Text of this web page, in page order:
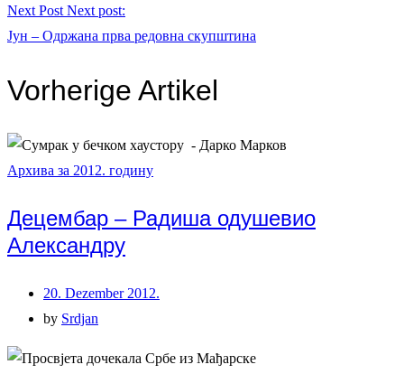
Next Post Next post:
Јун – Одржана прва редовна скупштина
Vorherige Artikel
Архива за 2012. годину
Децембар – Радиша одушевио
Александру
20. Dezember 2012.
by Srdjan